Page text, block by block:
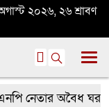
২০২৬, ২৬ শ্রাবণ
নেতার অবৈধ ঘর